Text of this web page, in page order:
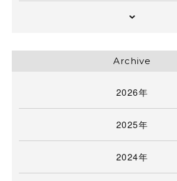
Archive
2026年
2025年
2024年